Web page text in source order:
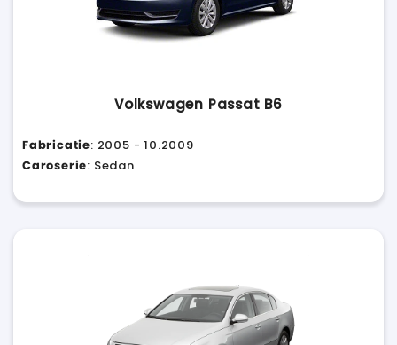
Volkswagen Passat B6
Fabricatie: 2005 - 10.2009
Caroserie: Sedan